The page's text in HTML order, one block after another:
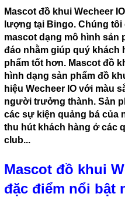
Mascot đồ khui Wecheer
lượng tại Bingo. Chúng
mascot dạng mô hình sản
đáo nhằm giúp quý khách
phẩm tốt hơn. Mascot đồ
hình dạng sản phẩm đồ
hiệu Wecheer IO với màu
người trưởng thành. Sản
các sự kiện quảng bá của
thu hút khách hàng ở các
club...
Mascot đồ khui
đặc điểm nổi bật